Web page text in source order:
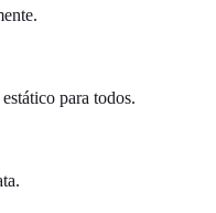
para todos.